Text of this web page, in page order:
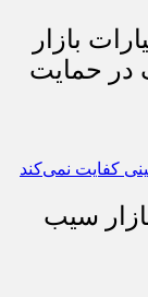
بازار
در حمایت
سیب